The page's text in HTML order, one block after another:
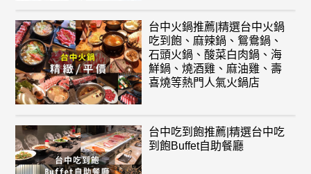
台中火鍋推薦|精選台中火鍋
吃到飽、麻辣鍋、鴛鴦鍋、
石頭火鍋、酸菜白肉鍋、海
鮮鍋、燒酒雞、麻油雞、壽
喜燒等熱門人氣火鍋店
台中吃到飽推薦|精選台中吃
到飽Buffet自助餐廳